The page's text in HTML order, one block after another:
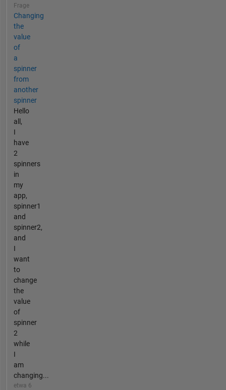
Frage
Changing
the
value
of
a
spinner
from
another
spinner
Hello
all,
I
have
2
spinners
in
my
app,
spinner1
and
spinner2,
and
I
want
to
change
the
value
of
spinner
2
while
I
am
changing...
etwa 6